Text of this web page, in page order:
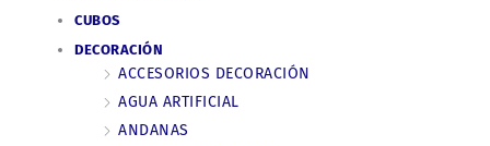
CUBOS
DECORACIÓN
ACCESORIOS DECORACIÓN
AGUA ARTIFICIAL
ANDANAS